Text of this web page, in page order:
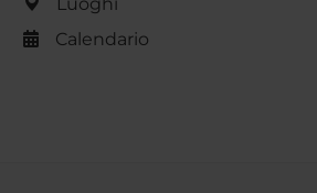
Luoghi
Calendario